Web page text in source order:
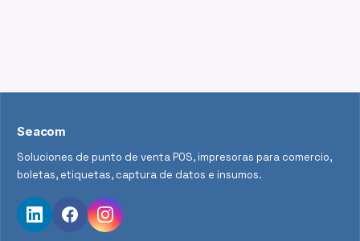
Seacom
Soluciones de punto de venta POS, impresoras para comercio,
boletas, etiquetas, captura de datos e insumos.